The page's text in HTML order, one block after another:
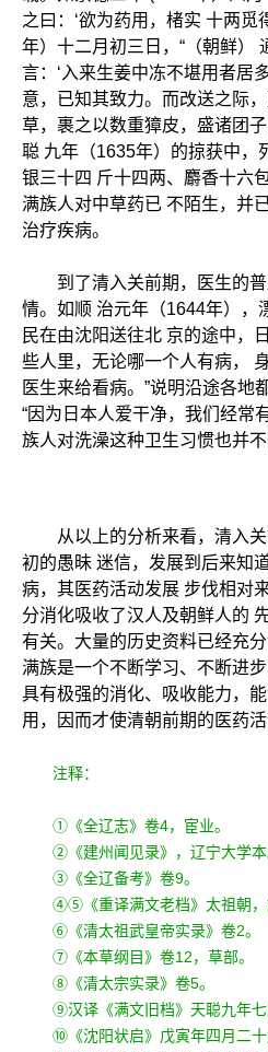
之曰：‘欲为药用，楮实 十两觅
年）十二月初三日，“（朝鲜）
言：‘入来生姜中冻不堪用者居
意，已知其致力。而改送之际
草，裹之以数重獐皮，盛诸团
聪 九年（1635年）的掠获中，
银三十四 斤十四两、麝香十六
满族人对中草药已 不陌生，并
治疗疾病。
到了清入关前期，医生的普
情。如顺 治元年（1644年），
民在由沈阳送往北 京的途中，
些人里，无论哪一个人有病，
医生来给看病。”说明沿途各地
“因为日本人爱干净，我们经常
族人对洗澡这种卫生习惯也并不
从以上的分析来看，清入关
初的愚昧 迷信，发展到后来知
病，其医药活动发展 步伐相对
分消化吸收了汉人及朝鲜人的
有关。大量的历史资料已经充
满族是一个不断学习、不断进
具有极强的消化、吸收能力，
用，因而才使清朝前期的医药
注释：
①《全辽志》卷4，宦业。
②《建州闻见录》，辽宁大学本
③《全辽备考》卷9。
④⑤《重译满文老档》太祖朝，
⑥《清太祖武皇帝实录》卷2。
⑦《本草纲目》卷12，草部。
⑧《清太宗实录》卷5。
⑨汉译《满文旧档》天聪九年七
⑩《沈阳状启》戊寅年四月二十